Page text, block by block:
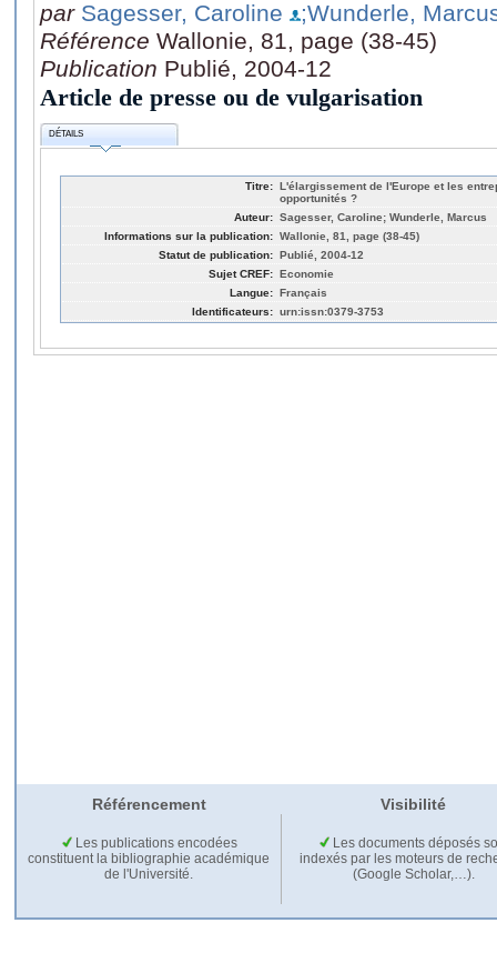
par Sagesser, Caroline
;Wunderle,
Référence Wallonie, 81, page (38-45)
Publication Publié, 2004-12
Article de presse ou de vulgarisation
DÉTAILS
Titre: L'élargissement de l'Europe et les
opportunités ?
Auteur: Sagesser, Caroline; Wunderle, Marcus
Informations sur la publication: Wallonie, 81, page (38-45)
Statut de publication: Publié, 2004-12
Sujet CREF: Economie
Langue: Français
Identificateurs: urn:issn:0379-3753
Référencement Visibilité
Les publications encodées
constituent la bibliographie académique
de l'Université.
Les documents déposés
indexés par les moteurs de
(Google Scholar,…).